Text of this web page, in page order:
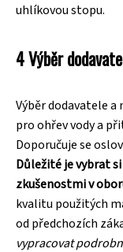
uhlíkovou stopu.
4 Výběr
Výběr dodavatele
pro ohřev vody a
Doporučuje se
Důležité je vybrat
zkušenostmi v
kvalitu použitých
od předchozích
vypracovat